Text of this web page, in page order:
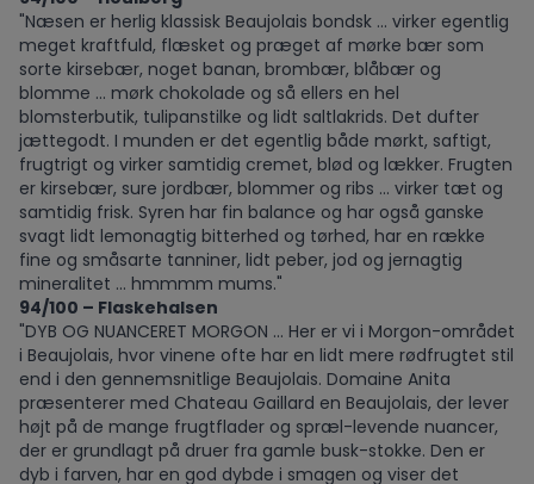
"Næsen er herlig klassisk Beaujolais bondsk ... virker egentlig
meget kraftfuld, flæsket og præget af mørke bær som
sorte kirsebær, noget banan, brombær, blåbær og
blomme ... mørk chokolade og så ellers en hel
blomsterbutik, tulipanstilke og lidt saltlakrids. Det dufter
jættegodt. I munden er det egentlig både mørkt, saftigt,
frugtrigt og virker samtidig cremet, blød og lækker. Frugten
er kirsebær, sure jordbær, blommer og ribs ... virker tæt og
samtidig frisk. Syren har fin balance og har også ganske
svagt lidt lemonagtig bitterhed og tørhed, har en række
fine og småsarte tanniner, lidt peber, jod og jernagtig
mineralitet ... hmmmm mums."
94/100 – Flaskehalsen
"DYB OG NUANCERET MORGON ... Her er vi i Morgon-området
i Beaujolais, hvor vinene ofte har en lidt mere rødfrugtet stil
end i den gennemsnitlige Beaujolais. Domaine Anita
præsenterer med Chateau Gaillard en Beaujolais, der lever
højt på de mange frugtflader og spræl-levende nuancer,
der er grundlagt på druer fra gamle busk-stokke. Den er
dyb i farven, har en god dybde i smagen og viser det